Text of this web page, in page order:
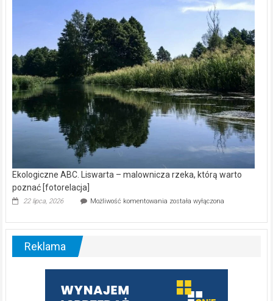
wśród
Ekologiczne ABC. Liswarta – malownicza rzeka, którą warto
poznać [fotorelacja]
22 lipca, 2026 Możliwość komentowania Ekologiczne
–
warto
poznać
[fotorelacja]
została wyłączona
Reklama